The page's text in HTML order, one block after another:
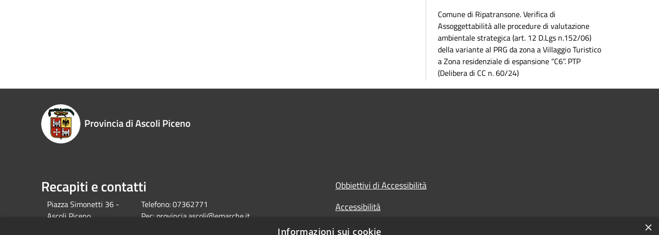
Comune di Ripatransone. Verifica di
Assoggettabilità alle procedure di valutazione
ambientale strategica (art. 12 D.Lgs n.152/06)
della variante al PRG da zona a Villaggio Turistico
a Zona residenziale di espansione “C6”. PTP
(Delibera di CC n. 60/24)
Provincia di Ascoli Piceno
Recapiti e contatti
Piazza Simonetti 36 -
Ascoli Piceno
Telefono:07362771
Pec: provincia.ascoli@emarche.it
Obbiettivi di Accessibilità
Accessibilità
Dichiarazione di Accessibilità
×
Informazioni sui cookie